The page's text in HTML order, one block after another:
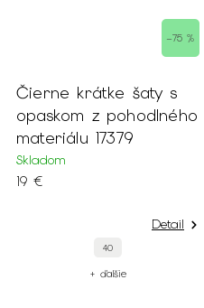
–75 %
Čierne krátke šaty s
opaskom z pohodlného
materiálu 17379
Skladom
19 €
Detail
40
+ ďalšie